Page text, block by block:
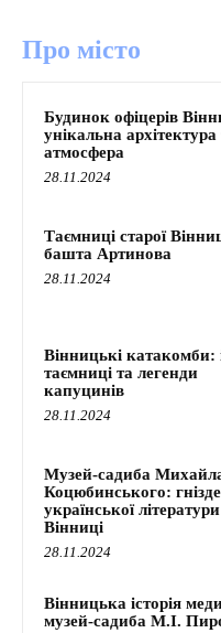
Про місто
Будинок офіцерів
унікальна архітектура
атмосфера
28.11.2024
Таємниці старої
башта Артинова
28.11.2024
Вінницькі катакомби:
таємниці та легенди
капуцинів
28.11.2024
Музей-садиба
Коцюбинського:
української
Вінниці
28.11.2024
Вінницька історія
музей-садиба М.І.